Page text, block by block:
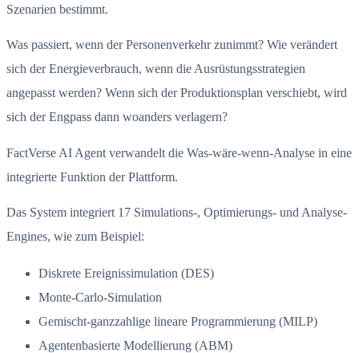
Szenarien bestimmt.
Was passiert, wenn der Personenverkehr zunimmt? Wie verändert
sich der Energieverbrauch, wenn die Ausrüstungsstrategien
angepasst werden? Wenn sich der Produktionsplan verschiebt, wird
sich der Engpass dann woanders verlagern?
FactVerse AI Agent verwandelt die Was-wäre-wenn-Analyse in eine
integrierte Funktion der Plattform.
Das System integriert 17 Simulations-, Optimierungs- und Analyse-
Engines, wie zum Beispiel:
Diskrete Ereignissimulation (DES)
Monte-Carlo-Simulation
Gemischt-ganzzahlige lineare Programmierung (MILP)
Agentenbasierte Modellierung (ABM)